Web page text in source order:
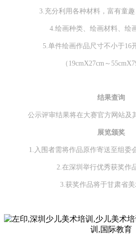
3.充分利用各种材料，富有童趣
4.绘画种类、绘画材料、绘
5.单件绘画作品尺寸不小于16
（19cmX27cm～
结果查询
公示评审结果将在大赛官方网站及
展览颁奖
1.入围者需将作品原作寄送至组委
2.在深圳举行优秀获奖作
3.获奖作品将于甘肃省